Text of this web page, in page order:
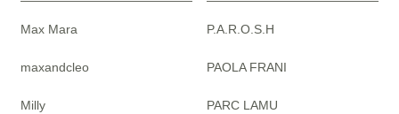
Max Mara
maxandcleo
Milly
P.A.R.O.S.H
PAOLA FRANI
PARC LAMU